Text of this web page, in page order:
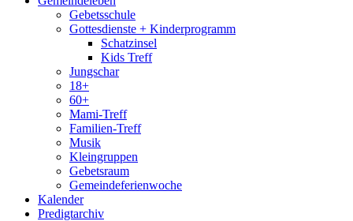
Gebetsschule
Gottesdienste + Kinderprogramm
Schatzinsel
Kids Treff
Jungschar
18+
60+
Mami-Treff
Familien-Treff
Musik
Kleingruppen
Gebetsraum
Gemeindeferienwoche
Kalender
Predigtarchiv